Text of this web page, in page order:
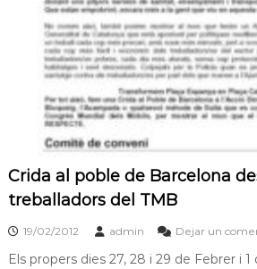
Crida al poble de Barcelona
treballadors del TMB
19/02/2012 admin Dejar un
Els propers dies 27, 28 i 29 de Febrer i 1